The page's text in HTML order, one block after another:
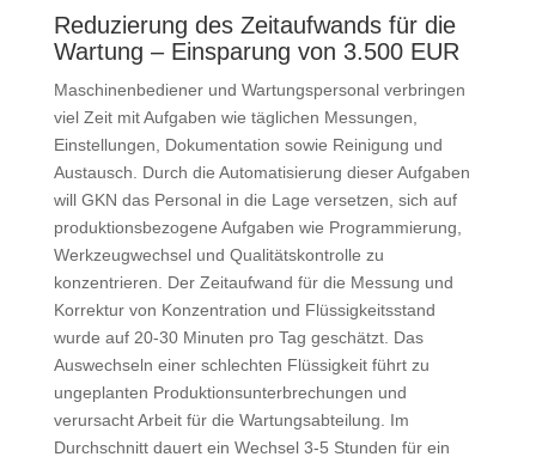
Reduzierung des Zeitaufwands für die
Wartung – Einsparung von 3.500 EUR
Maschinenbediener und Wartungs­personal verbringen
viel Zeit mit Aufgaben wie täglichen Messungen,
Einstellungen, Dokumentation sowie Reinigung und
Austausch. Durch die Automatisierung dieser Aufgaben
will GKN das Personal in die Lage ver­setzen, sich auf
produktionsbezogene Aufgaben wie Programmierung,
Werkzeugwechsel und Qualitäts­kontrolle zu
konzentrieren. Der Zeitaufwand für die Messung und
Korrektur von Konzentration und Flüssigkeitsstand
wurde auf 20-30 Minuten pro Tag geschätzt. Das
Auswechseln einer schlechten Flüssigkeit führt zu
ungeplanten Produktionsunter­brechungen und
verursacht Arbeit für die Wartungs­abteilung. Im
Durchschnitt dauert ein Wechsel 3-5 Stunden für ein